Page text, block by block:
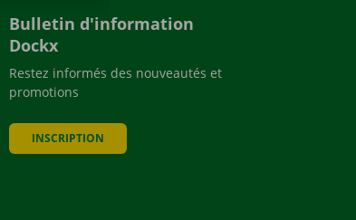
Bulletin d'information
Dockx
Restez informés des nouveautés et
promotions
INSCRIPTION